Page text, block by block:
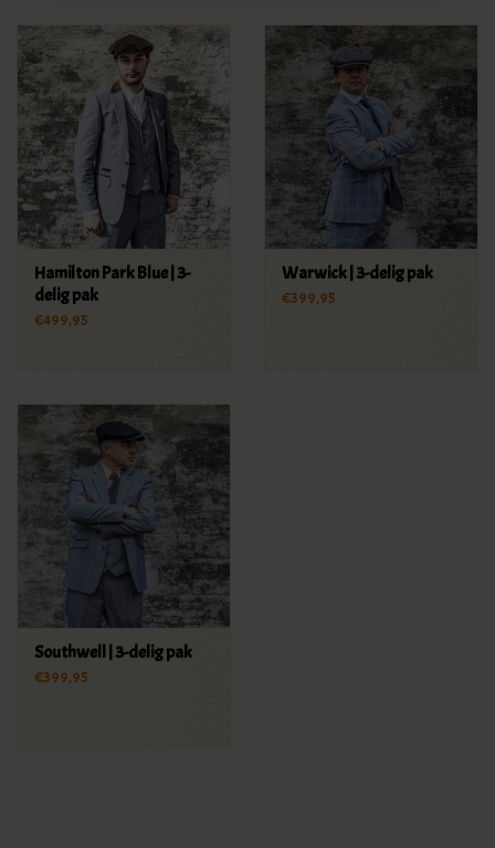
Hamilton Park Blue | 3-
delig pak
€499,95
Warwick | 3-delig pak
€399,95
Southwell | 3-delig pak
€399,95